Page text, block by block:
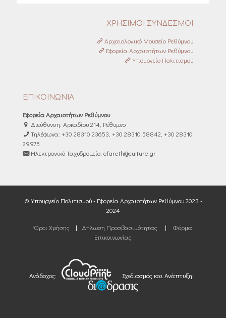
ΧΡΗΣΙΜΟΙ ΣΥΝΔΕΣΜΟΙ
Αρχαιολογικό Μουσείο Ρεθύμνου
Εφορεία Αρχαιοτήτων Ρεθύμνου
Υπουργείο Πολιτισμού
ΕΠΙΚΟΙΝΩΝΙΑ
Εφορεία Αρχαιοτήτων Ρεθύμνου
Διεύθυνση: Αρκαδίου 214, Ρέθυμνο
Τηλέφωνα: +30 28310 23653, +30 28310 58842, +30 28310
29975
Ηλεκτρονικό Ταχυδρομείο: efareth@culture.gr
© Υπουργείο Πολιτισμού - Εφορεία Αρχαιοτήτων Ρεθύμνου 2023 -
2024
Όροι Χρήσης
| Δήλωση Προσβασιμότητας |
Φόρμα
Επικοινωνίας
Ανάδοχος: Σχεδιασμός και Ανάπτυξη: